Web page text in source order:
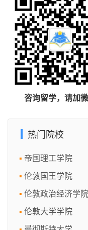
咨询留学，请加
热门院校
帝国理工学院
伦敦国王学院
伦敦政治经济学院
伦敦大学学院